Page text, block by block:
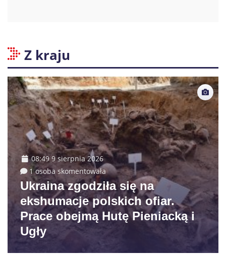
Z kraju
08:49 9 sierpnia 2026
1 osoba skomentowała
Ukraina zgodziła się na
ekshumacje polskich ofiar.
Prace obejmą Hutę Pieniacką i
Ugły